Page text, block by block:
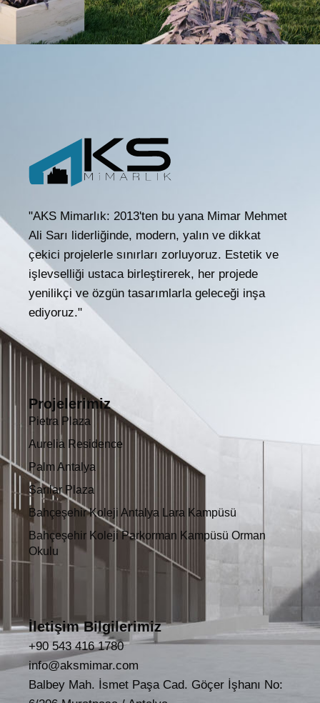
"AKS Mimarlık: 2013'ten bu yana Mimar Mehmet
Ali Sarı liderliğinde, modern, yalın ve dikkat
çekici projelerle sınırları zorluyoruz. Estetik ve
işlevselliği ustaca birleştirerek, her projede
yenilikçi ve özgün tasarımlarla geleceği inşa
ediyoruz."
Projelerimiz
Pietra Plaza
Aurelia Residence
Palm Antalya
Sarılar Plaza
Bahçeşehir Koleji Antalya Lara Kampüsü
Bahçeşehir Koleji Parkorman Kampüsü Orman
Okulu
İletişim Bilgilerimiz
+90 543 416 1780
info@aksmimar.com
Balbey Mah. İsmet Paşa Cad. Göçer İşhanı No: